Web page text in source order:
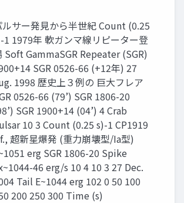
ルサー発見から半世紀 Count (0.25
1 1979年 軟ガンマ線リピーター登
Soft GammaSGR Repeater (SGR)
SGR 0526-66 (+12年) 27
1998 歴史上３例の 巨大フレア
0526-66 (79’) SGR 1806-20
SGR 1900+14 (04’) 4 Crab
10 3 Count (0.25 s)-1 CP1919
超新星爆発 (重力崩壊型/Ia型)
erg SGR 1806-20 Spike
46 erg/s 10 4 10 3 27 Dec.
Tail E~1044 erg 102 0 50 100
200 250 300 Time (s)